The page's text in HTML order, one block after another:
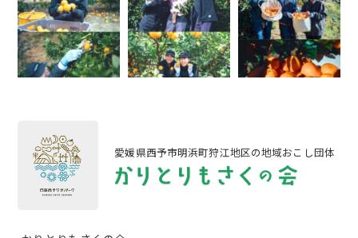
愛媛県西予市明浜町狩江地区の地域おこし団体